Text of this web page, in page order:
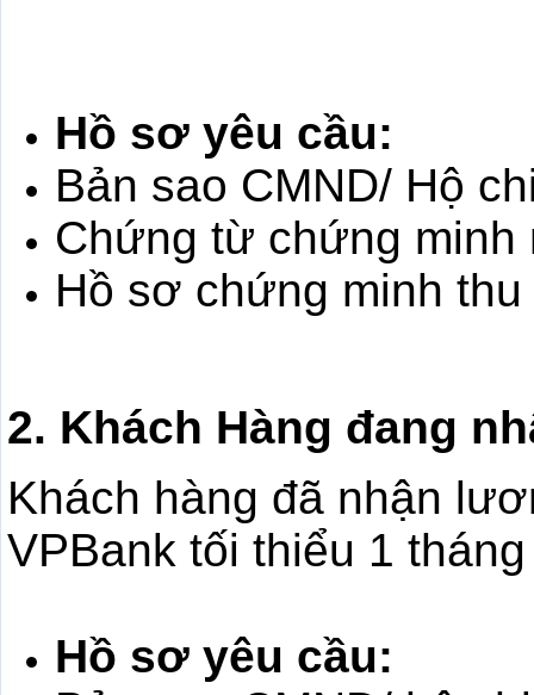
Hồ sơ yêu cầu:
Bản sao CMND/ Hộ
Chứng từ chứng
Hồ sơ chứng minh
2. Khách Hàng đang
Khách hàng đã nhận
VPBank tối thiểu 1 tháng
Hồ sơ yêu cầu: